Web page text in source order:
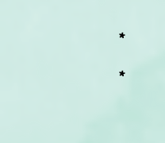
*
*